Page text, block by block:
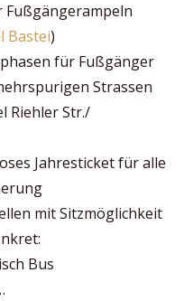
Bastei)
für Fußgänger
Strassen
Riehler Str./
Jahresticket für alle
mit Sitzmöglichkeit
Bus